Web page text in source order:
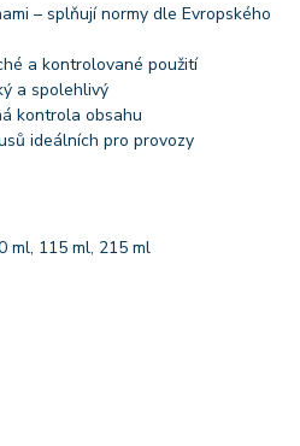
– splňují normy dle Evropského
a kontrolované použití
a spolehlivý
kontrola obsahu
ideálních pro provozy
ml, 115 ml, 215 ml